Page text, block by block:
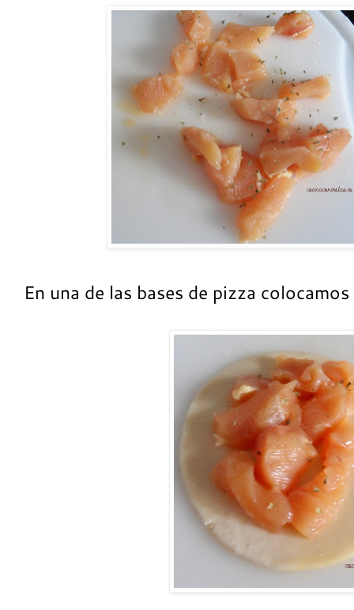
En una de las bases de pizza